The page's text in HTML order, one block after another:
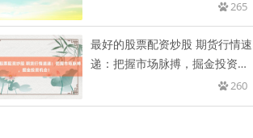
265
最好的股票配资炒股 期货行情速
递：把握市场脉搏，掘金投资机
260